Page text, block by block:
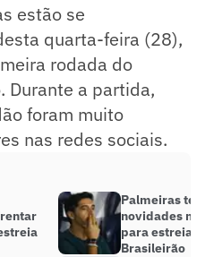
estão se
quarta-feira (28),
rodada do
Durante a partida,
foram muito
nas redes sociais.
Palmeiras
novidades na
para estreia
Brasileirão